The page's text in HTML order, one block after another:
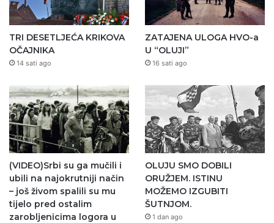
TRI DESETLJEĆA KRIKOVA
OČAJNIKA
14 sati ago
ZATAJENA ULOGA HVO-a
U “OLUJI”
16 sati ago
(VIDEO)Srbi su ga mučili i
ubili na najokrutniji način
– još živom spalili su mu
tijelo pred ostalim
zarobljenicima logora u
OLUJU SMO DOBILI
ORUŽJEM. ISTINU
MOŽEMO IZGUBITI
ŠUTNJOM.
1 dan ago